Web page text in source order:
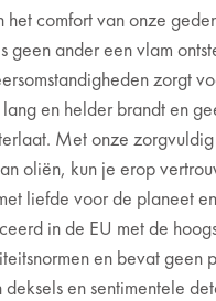
het comfort van onze
geen ander een vlam
zorgt
en helder brandt en
Met onze zorgvuldig
oliën, kun je erop
liefde voor de planeet
in de EU met de
en bevat geen
en sentimentele